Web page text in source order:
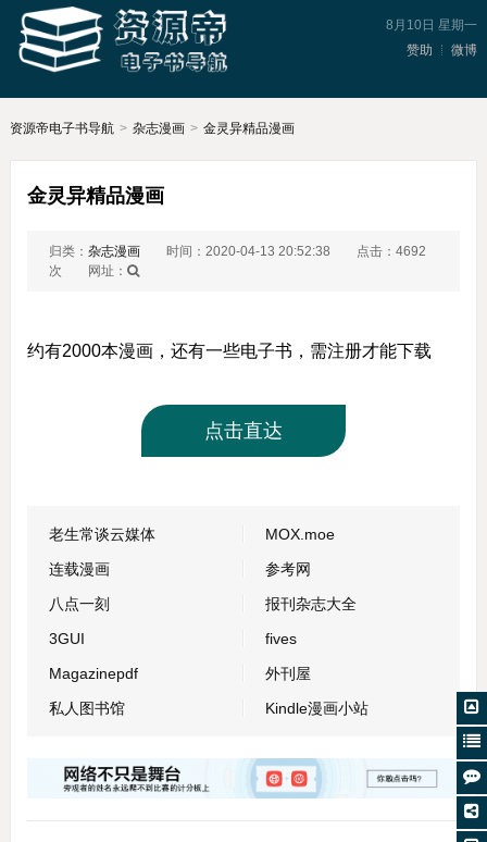
8月10日 星期一
赞助
微博
资源帝电子书导航 > 杂志漫画 > 金灵异精品漫画
金灵异精品漫画
归类： 杂志漫画 时间：2020-04-13 20:52:38
点击：4692
次
网址：
约有2000本漫画，还有一些电子书，需注册才能下载
点击直达
老生常谈云媒体
MOX.moe
连载漫画
参考网
八点一刻
报刊杂志大全
3GUI
fives
Magazinepdf
外刊屋
私人图书馆
Kindle漫画小站